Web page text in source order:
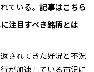
ている。 記事はこちら
注目すべき銘柄とは
されてきた好況と不況
が加速している市況に